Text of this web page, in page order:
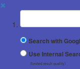
✖
Suchbegriff
Search with
Use Internal
(limited result quality)